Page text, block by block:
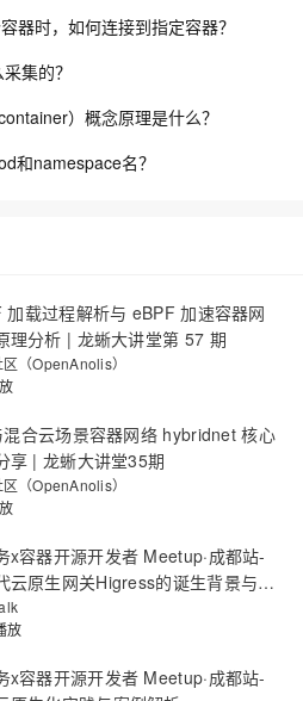
器时，如何连接到指定容器？
集的？
）概念原理是什么？
和namespace名？
加载过程解析与 eBPF 加速容器网
理分析 | 龙蜥大讲堂第 57 期
（OpenAnolis）
合云场景容器网络 hybridnet 核心
享 | 龙蜥大讲堂35期
（OpenAnolis）
x容器开源开发者 Meetup·成都站-
云原生网关Higress的诞生背景与发
放
x容器开源开发者 Meetup·成都站-